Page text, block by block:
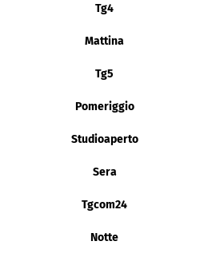
Tg4
Mattina
Tg5
Pomeriggio
Studioaperto
Sera
Tgcom24
Notte